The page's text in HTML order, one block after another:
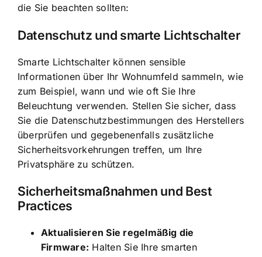
die Sie beachten sollten:
Datenschutz und smarte Lichtschalter
Smarte Lichtschalter können sensible
Informationen über Ihr Wohnumfeld sammeln, wie
zum Beispiel, wann und wie oft Sie Ihre
Beleuchtung verwenden. Stellen Sie sicher, dass
Sie die Datenschutzbestimmungen des Herstellers
überprüfen und gegebenenfalls zusätzliche
Sicherheitsvorkehrungen treffen, um Ihre
Privatsphäre zu schützen.
Sicherheitsmaßnahmen und Best
Practices
Aktualisieren Sie regelmäßig die
Firmware: Halten Sie Ihre smarten